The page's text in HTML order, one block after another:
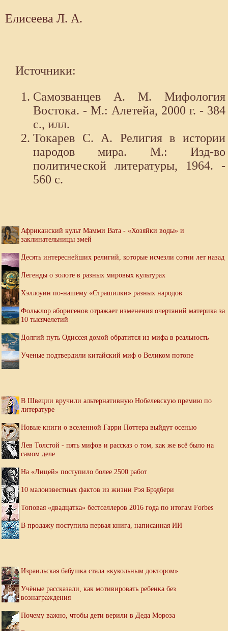
Елисеева Л. А.
Источники:
Самозванцев А. М. Мифология
Востока. - М.: Алетейа, 2000 г. - 384
с., илл.
Токарев С. А. Религия в истории
народов мира. М.: Изд-во
политической литературы, 1964. -
560 с.
Африканский культ Мамми Вата - «Хозяйки воды» и
заклинательницы змей
Десять интереснейших религий, которые исчезли сотни лет назад
Легенды о золоте в разных мировых культурах
Хэллоуин по-нашему «Страшилки» разных народов
Фольклор аборигенов отражает изменения очертаний материка за
10 тысячелетий
Долгий путь Одиссея домой обратится из мифа в реальность
Ученые подтвердили китайский миф о Великом потопе
В Швеции вручили альтернативную Нобелевскую премию по
литературе
Новые книги о вселенной Гарри Поттера выйдут осенью
Лев Толстой - пять мифов и рассказ о том, как же всё было на
самом деле
На «Лицей» поступило более 2500 работ
10 малоизвестных фактов из жизни Рэя Брэдбери
Топовая «двадцатка» бестселлеров 2016 года по итогам Forbes
В продажу поступила первая книга, написанная ИИ
Израильская бабушка стала «кукольным доктором»
Учёные рассказали, как мотивировать ребенка без
вознаграждения
Почему важно, чтобы дети верили в Деда Мороза